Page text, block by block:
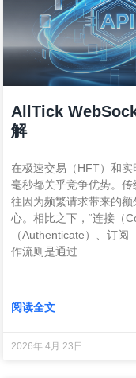
AllTick
解
在极速交易（HFT）和
毫秒都关乎竞争优势。传
往因为频繁请求带来的额
心。相比之下，“连接（
（Authenticate）、订阅
作流则是通过…
阅读全文
2026年 4月 23日